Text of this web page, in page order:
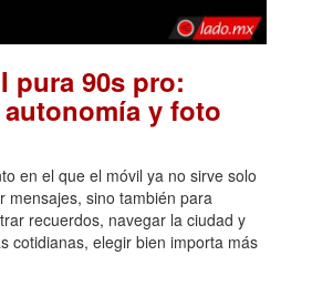
pura 90s pro:
y foto
en el que el móvil ya no sirve solo
mensajes, sino también para
recuerdos, navegar la ciudad y
cotidianas, elegir bien importa más